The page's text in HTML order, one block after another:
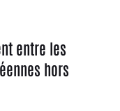
entre les
hors